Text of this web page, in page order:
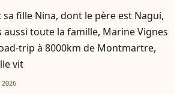
sa fille Nina, dont le père est Nagui,
aussi toute la famille, Marine Vignes
trip à 8000km de Montmartre,
vit